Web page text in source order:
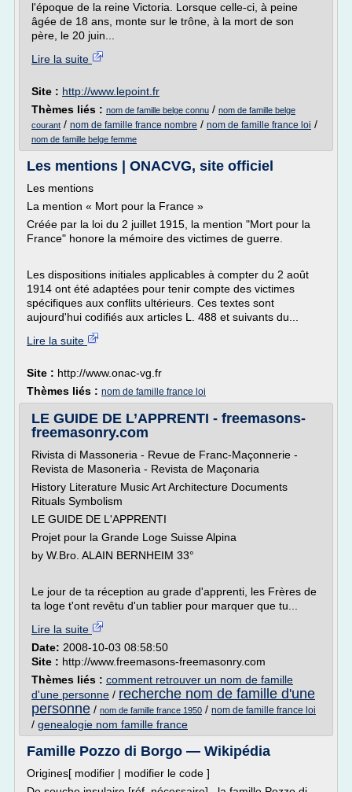
l'époque de la reine Victoria. Lorsque celle-ci, à peine
âgée de 18 ans, monte sur le trône, à la mort de son
père, le 20 juin...
Lire la suite
Site : http://www.lepoint.fr
Thèmes liés : nom de famille belge connu / nom de famille belge
courant / nom de famille france nombre / nom de famille france loi /
nom de famille belge femme
Les mentions | ONACVG, site officiel
Les mentions
La mention « Mort pour la France »
Créée par la loi du 2 juillet 1915, la mention "Mort pour la
France" honore la mémoire des victimes de guerre.
Les dispositions initiales applicables à compter du 2 août
1914 ont été adaptées pour tenir compte des victimes
spécifiques aux conflits ultérieurs. Ces textes sont
aujourd'hui codifiés aux articles L. 488 et suivants du...
Lire la suite
Site : http://www.onac-vg.fr
Thèmes liés : nom de famille france loi
LE GUIDE DE L’APPRENTI - freemasons-
freemasonry.com
Rivista di Massoneria - Revue de Franc-Maçonnerie -
Revista de Masonerìa - Revista de Maçonaria
History Literature Music Art Architecture Documents
Rituals Symbolism
LE GUIDE DE L'APPRENTI
Projet pour la Grande Loge Suisse Alpina
by W.Bro. ALAIN BERNHEIM 33°
Le jour de ta réception au grade d'apprenti, les Frères de
ta loge t'ont revêtu d'un tablier pour marquer que tu...
Lire la suite
Date: 2008-10-03 08:58:50
Site : http://www.freemasons-freemasonry.com
Thèmes liés : comment retrouver un nom de famille
d'une personne / recherche nom de famille d'une
personne / nom de famille france 1950 / nom de famille france loi
/ genealogie nom famille france
Famille Pozzo di Borgo — Wikipédia
Origines[ modifier | modifier le code ]